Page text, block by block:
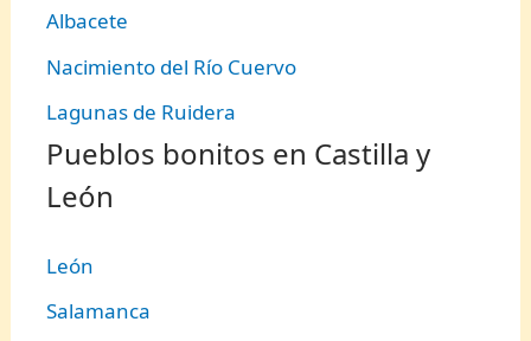
Albacete
Nacimiento del Río Cuervo
Lagunas de Ruidera
Pueblos bonitos en Castilla y
León
León
Salamanca